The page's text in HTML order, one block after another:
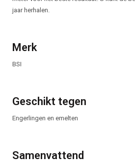
jaar herhalen.
Merk
BSI
Geschikt tegen
Engerlingen en emelten
Samenvattend